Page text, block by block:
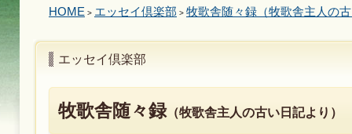
HOME > エッセイ倶楽部 > 牧歌舎随々録（牧歌舎主人の
エッセイ倶楽部
牧歌舎随々録（牧歌舎主人の古い日記より）